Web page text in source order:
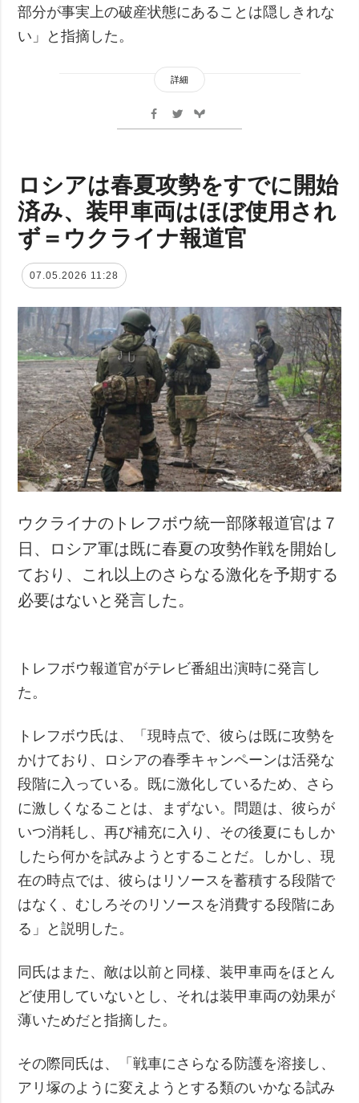
部分が事実上の破産状態にあることは隠しきれな
い」と指摘した。
詳細
ロシアは春夏攻勢をすでに開始
済み、装甲車両はほぼ使用され
ず＝ウクライナ報道官
07.05.2026 11:28
ウクライナのトレフボウ統一部隊報道官は７
日、ロシア軍は既に春夏の攻勢作戦を開始し
ており、これ以上のさらなる激化を予期する
必要はないと発言した。
トレフボウ報道官がテレビ番組出演時に発言し
た。
トレフボウ氏は、「現時点で、彼らは既に攻勢を
かけており、ロシアの春季キャンペーンは活発な
段階に入っている。既に激化しているため、さら
に激しくなることは、まずない。問題は、彼らが
いつ消耗し、再び補充に入り、その後夏にもしか
したら何かを試みようとすることだ。しかし、現
在の時点では、彼らはリソースを蓄積する段階で
はなく、むしろそのリソースを消費する段階にあ
る」と説明した。
同氏はまた、敵は以前と同様、装甲車両をほとん
ど使用していないとし、それは装甲車両の効果が
薄いためだと指摘した。
その際同氏は、「戦車にさらなる防護を溶接し、
アリ塚のように変えようとする類のいかなる試み